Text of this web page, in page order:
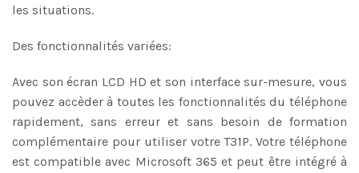
les situations.
Des fonctionnalités variées:
Avec son écran LCD HD et son interface sur-mesure, vous
pouvez accèder à toutes les fonctionnalités du téléphone
rapidement, sans erreur et sans besoin de formation
complémentaire pour utiliser votre T31P. Votre téléphone
est compatible avec Microsoft 365 et peut être intégré à